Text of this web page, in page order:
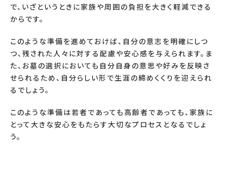
で、いざというときに家族や周囲の負担を大きく軽減できる
からです。
このような準備を進めておけば、自分の意志を明確にしつ
つ、残された人々に対する配慮や安心感を与えられます。ま
た、お墓の選択においても自分自身の意思や好みを反映さ
せられるため、自分らしい形で生涯の締めくくりを迎えられ
るでしょう。
このような準備は若者であっても高齢者であっても、家族に
とって大きな安心をもたらす大切なプロセスとなるでしょ
う。